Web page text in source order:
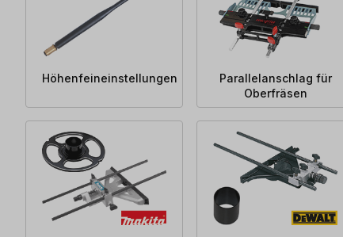
Höhenfeineinstellungen
Parallelanschlag für
Oberfräsen